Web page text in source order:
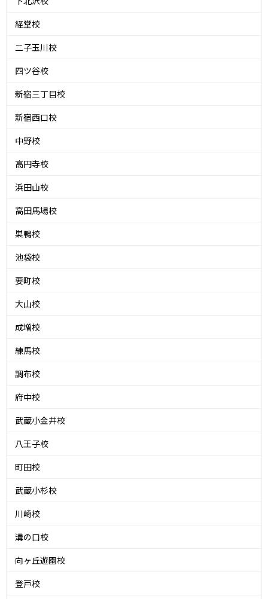
経堂校
二子玉川校
四ツ谷校
新宿三丁目校
新宿西口校
中野校
高円寺校
浜田山校
高田馬場校
巣鴨校
池袋校
要町校
大山校
成増校
練馬校
調布校
府中校
武蔵小金井校
八王子校
町田校
武蔵小杉校
川崎校
溝の口校
向ヶ丘遊園校
登戸校